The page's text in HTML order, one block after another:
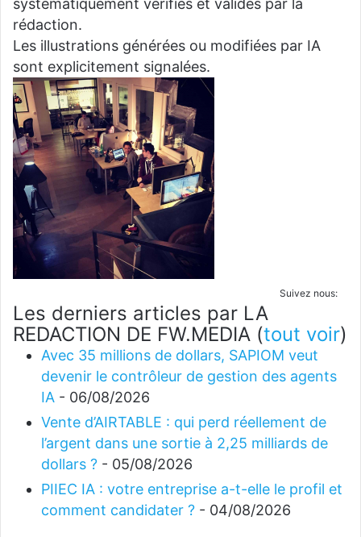
systématiquement vérifiés et validés par la
rédaction.
Les illustrations générées ou modifiées par IA
sont explicitement signalées.
Suivez nous:
Les derniers articles par LA
REDACTION DE FW.MEDIA (tout voir)
Avec 35 millions de dollars, SAPIOM veut
devenir le contrôleur de gestion des agents
IA - 06/08/2026
Vente d’AIRTABLE : qui perd réellement de
l’argent dans une sortie à 2,25 milliards de
dollars ? - 05/08/2026
PIIEC IA : votre entreprise a-t-elle le profil et
comment candidater ? - 04/08/2026